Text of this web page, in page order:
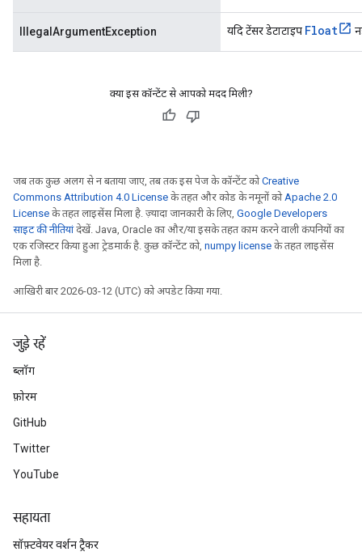
IllegalArgumentException यदि टेंसर डेटाटाइप Float
क्या इस कॉन्टेंट से आपको मदद मिली?
जब तक कुछ अलग से न बताया जाए, तब तक इस पेज के कॉन्टेंट कोCreative
Commons Attribution 4.0 License के तहत और कोड के नमूनों कोApache 2.0
License के तहत लाइसेंस मिला है. ज़्यादा जानकारी के लिए, Google Developers
साइट की नीतियांदेखें. Java, Oracle का और/या इसके तहत काम करने वाली कंपनियों का
एक रजिस्टर किया हुआ ट्रेडमार्क है. कुछ कॉन्टेंट को, numpy license के तहत लाइसेंस
मिला है.
आखिरी बार 2026-03-12 (UTC) को अपडेट किया गया.
जुड़े रहें
ब्लॉग
फ़ोरम
GitHub
Twitter
YouTube
सहायता
सॉफ़्टवेयर वर्शन ट्रैकर